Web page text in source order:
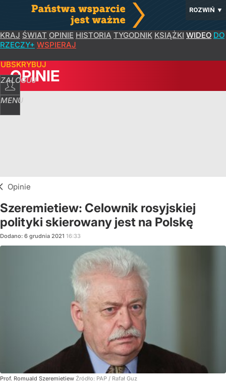
ROZWIŃ ▼
KRAJ ŚWIAT OPINIE HISTORIA TYGODNIK KSIĄŻKI WIDEO DO
RZECZY+ WSPIERAJ
ZALOGUJ
MENU
OPINIE
Opinie
Szeremietiew: Celownik rosyjskiej
polityki skierowany jest na Polskę
Dodano: 6 grudnia 2021 16:33
Prof. Romuald Szeremietiew Źródło: PAP / Rafał Guz